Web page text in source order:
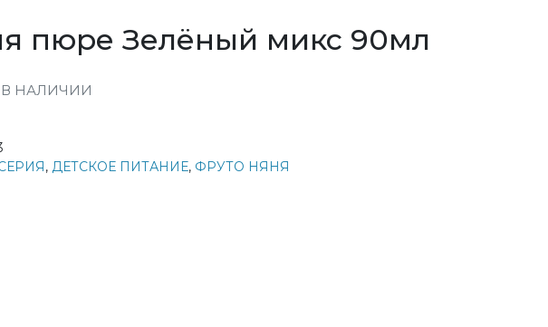
пюре Зелёный микс 90мл
В НАЛИЧИИ
, ДЕТСКОЕ ПИТАНИЕ, ФРУТО НЯНЯ